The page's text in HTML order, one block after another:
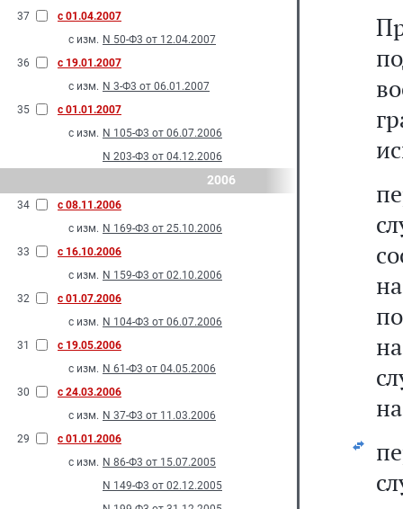
37
с 01.04.2007
с изм. N 50-Ф3 от 12.04.2007
36
с 19.01.2007
с изм. N 3-Ф3 от 06.01.2007
35
с 01.01.2007
с изм. N 105-Ф3 от 06.07.2006
N 203-Ф3 от 04.12.2006
2006
34
с 08.11.2006
с изм. N 169-Ф3 от 25.10.2006
33
с 16.10.2006
с изм. N 159-Ф3 от 02.10.2006
32
с 01.07.2006
с изм. N 104-Ф3 от 06.07.2006
31
с 19.05.2006
с изм. N 61-Ф3 от 04.05.2006
30
с 24.03.2006
с изм. N 37-Ф3 от 11.03.2006
29
с 01.01.2006
с изм. N 86-Ф3 от 15.07.2005
N 149-Ф3 от 02.12.2005